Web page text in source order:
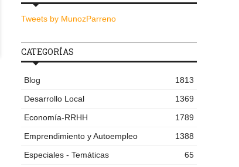
Tweets by MunozParreno
CATEGORÍAS
Blog
1813
Desarrollo Local
1369
Economía-RRHH
1789
Emprendimiento y Autoempleo
1388
Especiales - Temáticas
65